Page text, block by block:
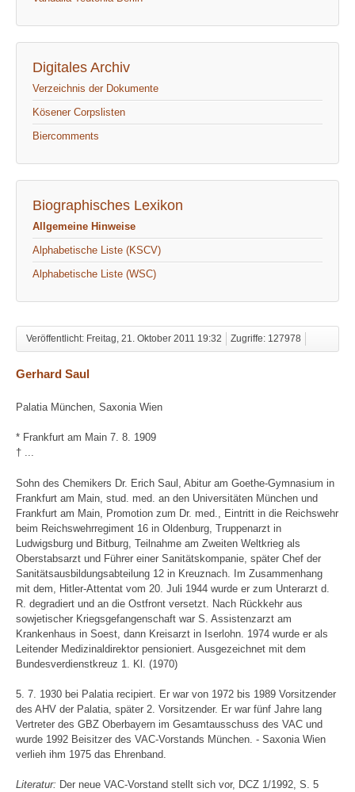
Digitales Archiv
Verzeichnis der Dokumente
Kösener Corpslisten
Biercomments
Biographisches Lexikon
Allgemeine Hinweise
Alphabetische Liste (KSCV)
Alphabetische Liste (WSC)
Veröffentlicht: Freitag, 21. Oktober 2011 19:32 Zugriffe: 127978
Gerhard Saul
Palatia München, Saxonia Wien
* Frankfurt am Main 7. 8. 1909
† ...
Sohn des Chemikers Dr. Erich Saul, Abitur am Goethe-Gymnasium in
Frankfurt am Main, stud. med. an den Universitäten München und
Frankfurt am Main, Promotion zum Dr. med., Eintritt in die Reichswehr
beim Reichswehrregiment 16 in Oldenburg, Truppenarzt in
Ludwigsburg und Bitburg, Teilnahme am Zweiten Weltkrieg als
Oberstabsarzt und Führer einer Sanitätskompanie, später Chef der
Sanitätsausbildungsabteilung 12 in Kreuznach. Im Zusammenhang
mit dem, Hitler-Attentat vom 20. Juli 1944 wurde er zum Unterarzt d.
R. degradiert und an die Ostfront versetzt. Nach Rückkehr aus
sowjetischer Kriegsgefangenschaft war S. Assistenzarzt am
Krankenhaus in Soest, dann Kreisarzt in Iserlohn. 1974 wurde er als
Leitender Medizinaldirektor pensioniert. Ausgezeichnet mit dem
Bundesverdienstkreuz 1. Kl. (1970)
5. 7. 1930 bei Palatia recipiert. Er war von 1972 bis 1989 Vorsitzender
des AHV der Palatia, später 2. Vorsitzender. Er war fünf Jahre lang
Vertreter des GBZ Oberbayern im Gesamtausschuss des VAC und
wurde 1992 Beisitzer des VAC-Vorstands München. - Saxonia Wien
verlieh ihm 1975 das Ehrenband.
Literatur: Der neue VAC-Vorstand stellt sich vor, DCZ 1/1992, S. 5